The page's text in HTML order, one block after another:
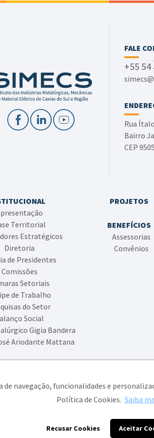
navegação, funcionalidades e
Política de Cookies. Saiba
Recusar Cookies Aceitar
FALE
+55 54
Rua
Bairro
CEP
Territorial
Estratégicos
Diretoria
de Presidentes
Comissões
Setoriais
de Trabalho
do Setor
Social
Gigia Bandera
Ariodante Mattana
PROJETOS
BENEFÍCIOS
Assessorias
Convênios
das Indústrias Metalúrgicas, Mecânicas e de